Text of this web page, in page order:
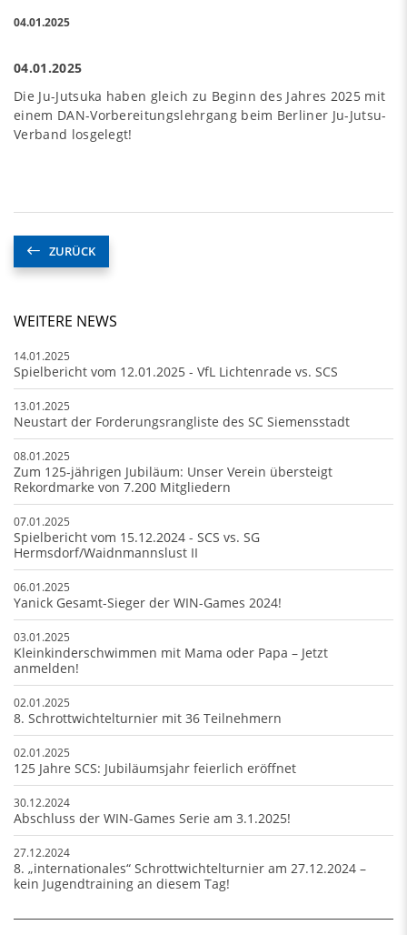
04.01.2025
04.01.2025
Die Ju-Jutsuka haben gleich zu Beginn des Jahres 2025 mit
einem DAN-Vorbereitungslehrgang beim Berliner Ju-Jutsu-
Verband losgelegt!
ZURÜCK
WEITERE NEWS
14.01.2025
Spielbericht vom 12.01.2025 - VfL Lichtenrade vs. SCS
13.01.2025
Neustart der Forderungsrangliste des SC Siemensstadt
08.01.2025
Zum 125-jährigen Jubiläum: Unser Verein übersteigt
Rekordmarke von 7.200 Mitgliedern
07.01.2025
Spielbericht vom 15.12.2024 - SCS vs. SG
Hermsdorf/Waidnmannslust II
06.01.2025
Yanick Gesamt-Sieger der WIN-Games 2024!
03.01.2025
Kleinkinderschwimmen mit Mama oder Papa – Jetzt
anmelden!
02.01.2025
8. Schrottwichtelturnier mit 36 Teilnehmern
02.01.2025
125 Jahre SCS: Jubiläumsjahr feierlich eröffnet
30.12.2024
Abschluss der WIN-Games Serie am 3.1.2025!
27.12.2024
8. „internationales“ Schrottwichtelturnier am 27.12.2024 –
kein Jugendtraining an diesem Tag!